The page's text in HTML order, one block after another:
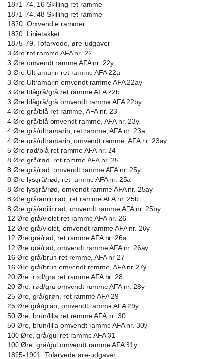
1871-74. 16 Skilling ret ramme
1871-74. 48 Skilling ret ramme
1870. Omvendte rammer
1870. Linietakket
1875-79. Tofarvede, øre-udgaver
3 Øre ret ramme AFA nr. 22
3 Øre omvendt ramme AFA nr. 22y
3 Øre Ultramarin ret ramme AFA 22a
3 Øre Ultramarin omvendt ramme AFA 22ay
3 Øre blågrå/grå ret ramme AFA 22b
3 Øre blågrå/grå omvendt ramme AFA 22by
4 Øre grå/blå ret ramme, AFA nr. 23
4 Øre grå/blå omvendt ramme, AFA nr. 23y
4 Øre grå/ultramarin, ret ramme, AFA nr. 23a
4 Øre grå/ultramarin, omvendt ramme, AFA nr. 23ay
5 Øre rød/blå ret ramme AFA nr. 24
8 Øre grå/rød, ret ramme AFA nr. 25
8 Øre grå/rød, omvendt ramme AFA nr. 25y
8 Øre lysgrå/rød, ret ramme AFA nr. 25a
8 Øre lysgrå/rød, omvendt ramme AFA nr. 25ay
8 Øre grå/anilinrød, ret ramme AFA nr. 25b
8 Øre grå/anilinrød, omvendt ramme AFA nr. 25by
12 Øre grå/violet ret ramme AFA nr. 26
12 Øre grå/violet, omvendt ramme AFA nr. 26y
12 Øre grå/rød, ret ramme AFA nr. 26a
12 Øre grå/rød, omvendt ramme AFA nr. 26ay
16 Øre grå/brun ret remme, AFA nr 27
16 Øre grå/brun omvendt remme, AFA nr 27y
20 Øre. rød/grå ret ramme AFA nr. 28
20 Øre. rød/grå omvendt ramme AFA nr. 28y
25 Øre, grå/grøn, ret ramme AFA 29
25 Øre grå/grøn, omvendt ramme AFA 29y
50 Øre, brun/lilla ret remme AFA nr. 30
50 Øre, brun/lilla omvendt ramme AFA nr. 30y
100 Øre, grå/gul ret ramme AFA 31
100 Øre, grå/gul omvendt ramme AFA 31y
1895-1901. Tofarvede øre-udgaver